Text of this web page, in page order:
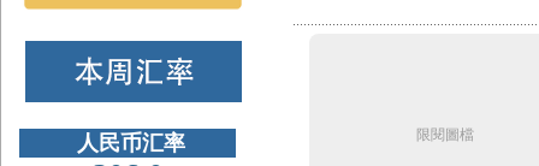
人民币汇率 限閱圖檔